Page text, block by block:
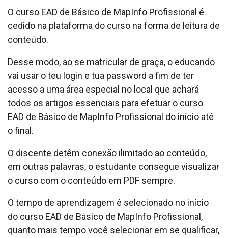
O curso EAD de Básico de MapInfo Profissional é
cedido na plataforma do curso na forma de leitura de
conteúdo.
Desse modo, ao se matricular de graça, o educando
vai usar o teu login e tua password a fim de ter
acesso a uma área especial no local que achará
todos os artigos essenciais para efetuar o curso
EAD de Básico de MapInfo Profissional do início até
o final.
O discente detêm conexão ilimitado ao conteúdo,
em outras palavras, o estudante consegue visualizar
o curso com o conteúdo em PDF sempre.
O tempo de aprendizagem é selecionado no início
do curso EAD de Básico de MapInfo Profissional,
quanto mais tempo você selecionar em se qualificar,